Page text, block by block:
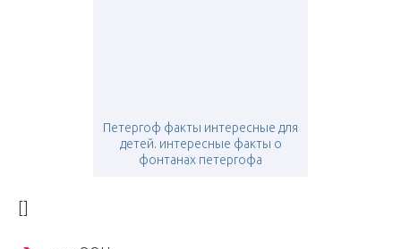
Петергоф факты интересные для
детей. интересные факты о
фонтанах петергофа